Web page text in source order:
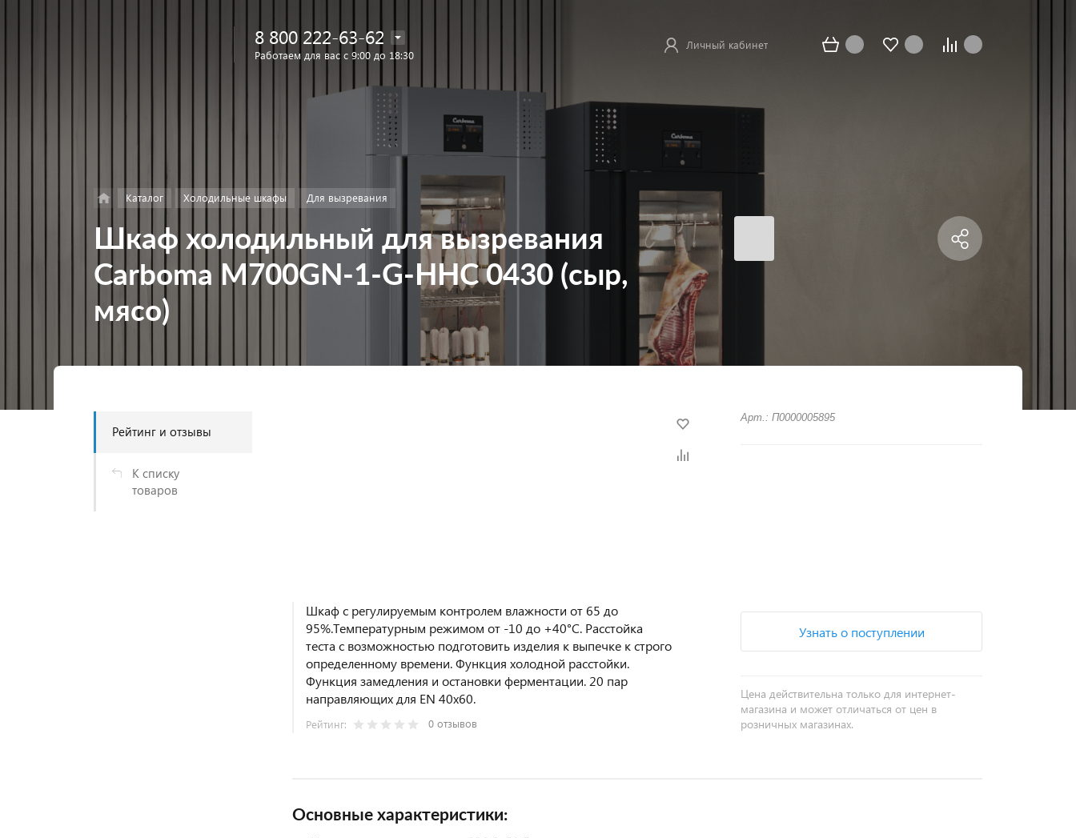
8 800 222-63-62
Работаем для вас с 9:00 до 18:30
Личный кабинет
Каталог Холодильные шкафы Для вызревания
Шкаф холодильный для вызревания
Carboma M700GN-1-G-HHC 0430 (сыр,
мясо)
Рейтинг и отзывы
К списку
товаров
Шкаф с регулируемым контролем влажности от 65 до
95%.Температурным режимом от -10 до +40°С. Расстойка
теста с возможностью подготовить изделия к выпечке к строго
определенному времени. Функция холодной расстойки.
Функция замедления и остановки ферментации. 20 пар
направляющих для EN 40х60.
Рейтинг: 0 отзывов
Арт.: П0000005895
Узнать о поступлении
Цена действительна только для интернет-
магазина и может отличаться от цен в
розничных магазинах.
Основные характеристики: